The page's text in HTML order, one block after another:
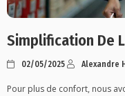
Simplification De
02/05/2025 Alexandre
Pour plus de confort, nous